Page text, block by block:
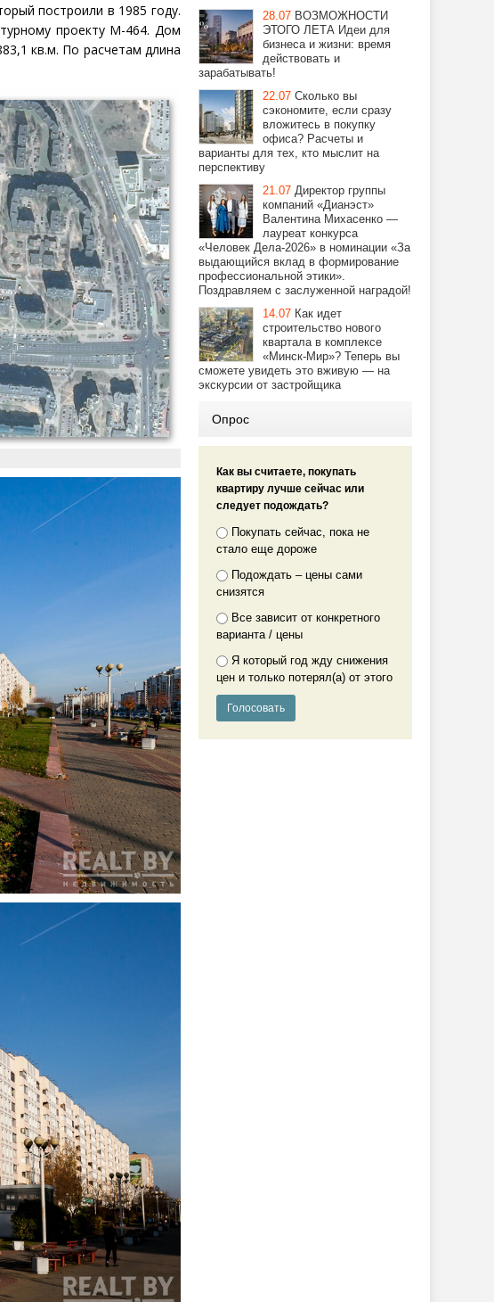
построили в 1985 году.
проекту М-464. Дом
кв.м. По расчетам длина
28.07 ВОЗМОЖНОСТИ
ЭТОГО ЛЕТА Идеи для
бизнеса и жизни: время
действовать и
зарабатывать!
22.07 Сколько вы
сэкономите, если сразу
вложитесь в покупку
офиса? Расчеты и
варианты для тех, кто мыслит на
перспективу
21.07 Директор группы
компаний «Дианэст»
Валентина Михасенко —
лауреат конкурса
«Человек Дела-2026» в номинации «За
выдающийся вклад в формирование
профессиональной этики».
Поздравляем с заслуженной наградой!
14.07 Как идет
строительство нового
квартала в комплексе
«Минск-Мир»? Теперь вы
сможете увидеть это вживую — на
экскурсии от застройщика
Опрос
Как вы считаете, покупать
квартиру лучше сейчас или
следует подождать?
Покупать сейчас, пока не
стало еще дороже
Подождать – цены сами
снизятся
Все зависит от конкретного
варианта / цены
Я который год жду снижения
цен и только потерял(а) от этого